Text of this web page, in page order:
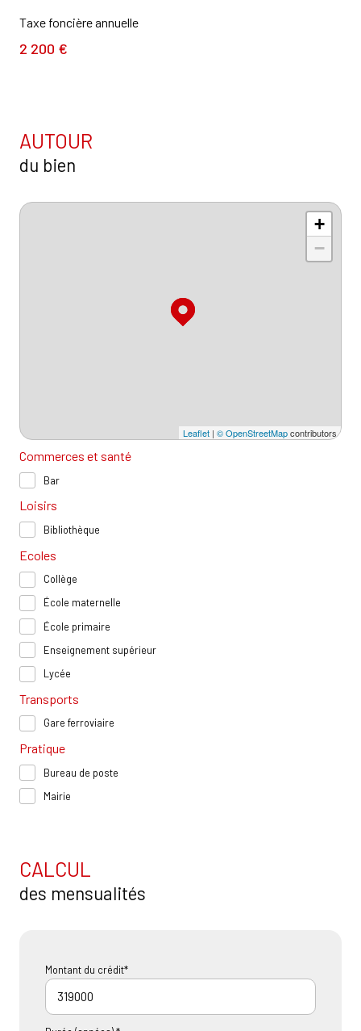
Taxe foncière annuelle
2 200 €
AUTOUR
du bien
+
−
Leaflet | © OpenStreetMapcontributors
Commerces et santé
Bar
Loisirs
Bibliothèque
Ecoles
Collège
École maternelle
École primaire
Enseignement supérieur
Lycée
Transports
Gare ferroviaire
Pratique
Bureau de poste
Mairie
CALCUL
des mensualités
Montant du crédit*